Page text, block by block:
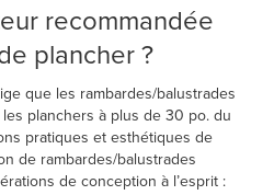
recommandée
plancher ?
que les rambardes/balustrades
planchers à plus de 30 po. du
pratiques et esthétiques de
de rambardes/balustrades
de conception à l’esprit :